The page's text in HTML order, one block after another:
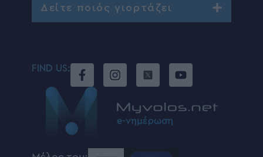
Δείτε ποιός γιορτάζει
FIND US: